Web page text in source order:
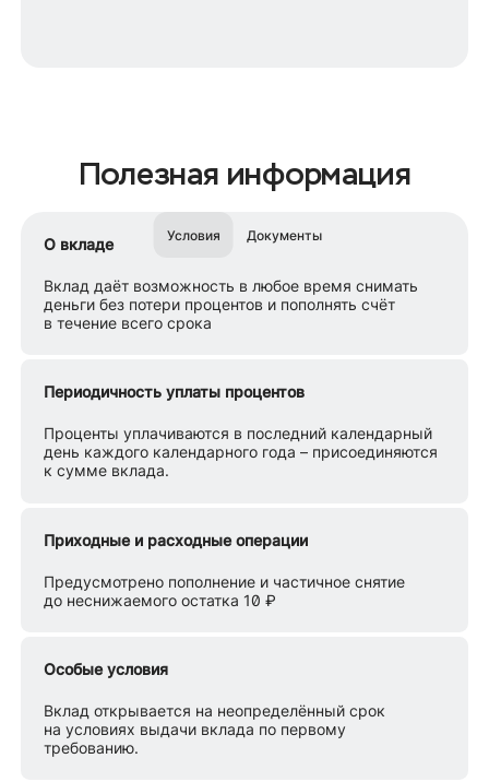
Полезная информация
Условия Документы
О вкладе
Вклад даёт возможность в любое время снимать
деньги без потери процентов и пополнять счёт
в течение всего срока
Периодичность уплаты процентов
Проценты уплачиваются в последний календарный
день каждого календарного года – присоединяются
к сумме вклада.
Приходные и расходные операции
Предусмотрено пополнение и частичное снятие
до неснижаемого остатка 10 ₽
Особые условия
Вклад открывается на неопределённый срок
на условиях выдачи вклада по первому
требованию.